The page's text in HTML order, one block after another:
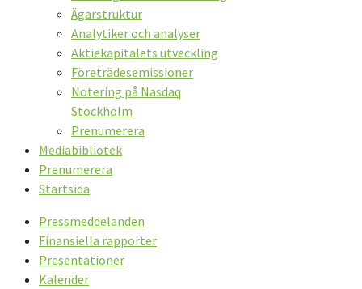
Ägarstruktur
Analytiker och analyser
Aktiekapitalets utveckling
Företrädesemissioner
Notering på Nasdaq
Stockholm
Prenumerera
Mediabibliotek
Prenumerera
Startsida
Pressmeddelanden
Finansiella rapporter
Presentationer
Kalender